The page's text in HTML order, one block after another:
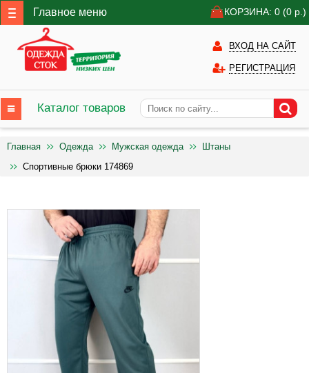
Главное меню КОРЗИНА: 0 (0 р.)
ВХОД НА САЙТ
РЕГИСТРАЦИЯ
Каталог товаров
Главная Одежда Мужская одежда
Штаны
Спортивные брюки 174869